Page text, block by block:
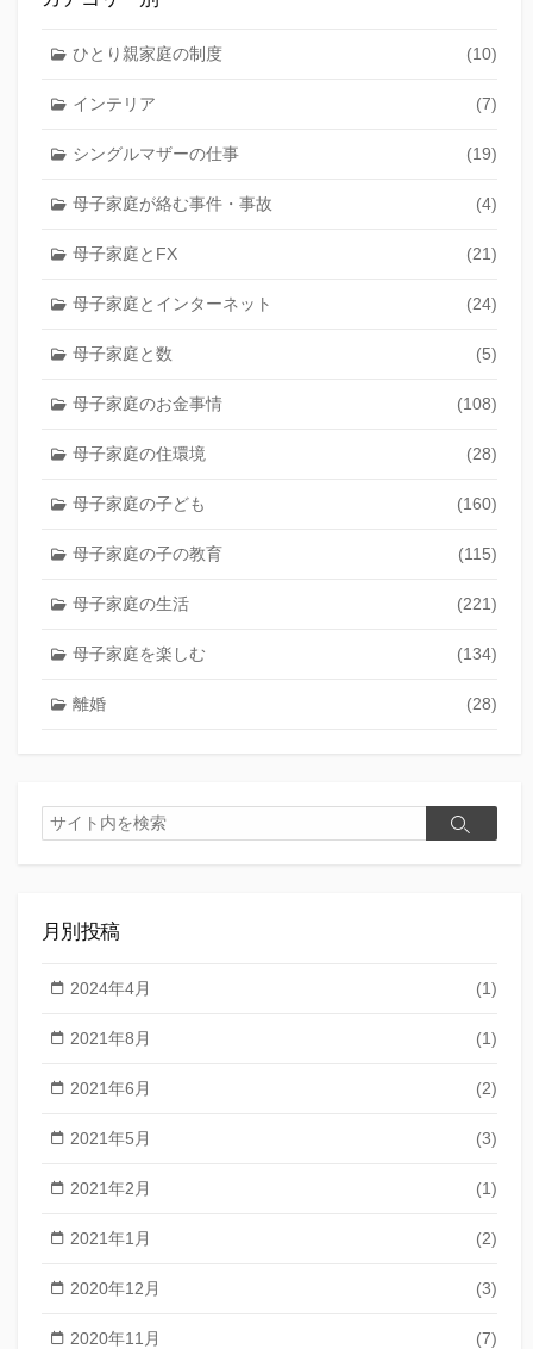
ひとり親家庭の制度 (10)
インテリア (7)
シングルマザーの仕事 (19)
母子家庭が絡む事件・事故 (4)
母子家庭とFX (21)
母子家庭とインターネット (24)
母子家庭と数 (5)
母子家庭のお金事情 (108)
母子家庭の住環境 (28)
母子家庭の子ども (160)
母子家庭の子の教育 (115)
母子家庭の生活 (221)
母子家庭を楽しむ (134)
離婚 (28)
検
索
検
月別投稿
2024年4月 (1)
2021年8月 (1)
2021年6月 (2)
2021年5月 (3)
2021年2月 (1)
2021年1月 (2)
2020年12月 (3)
2020年11月 (7)